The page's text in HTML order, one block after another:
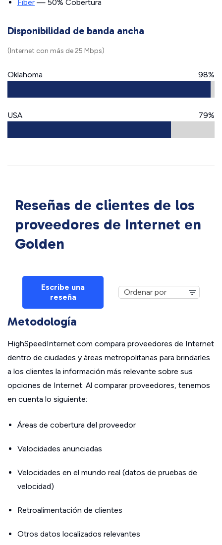
Fiber — 50% Cobertura
Disponibilidad de banda ancha
(Internet con más de 25 Mbps)
Oklahoma 98%
USA 79%
Reseñas de clientes de los
proveedores de Internet en
Golden
Escribe una
reseña
Metodología
HighSpeedInternet.com compara proveedores de Internet
dentro de ciudades y áreas metropolitanas para brindarles
a los clientes la información más relevante sobre sus
opciones de Internet. Al comparar proveedores, tenemos
en cuenta lo siguiente:
Áreas de cobertura del proveedor
Velocidades anunciadas
Velocidades en el mundo real (datos de pruebas de
velocidad)
Retroalimentación de clientes
Otros datos localizados relevantes